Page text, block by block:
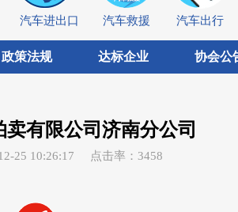
汽车进出口 汽车救援 汽车出行
政策法规 达标企业 协会公
有限公司济南分公司
25 10:26:17 点击率：3458